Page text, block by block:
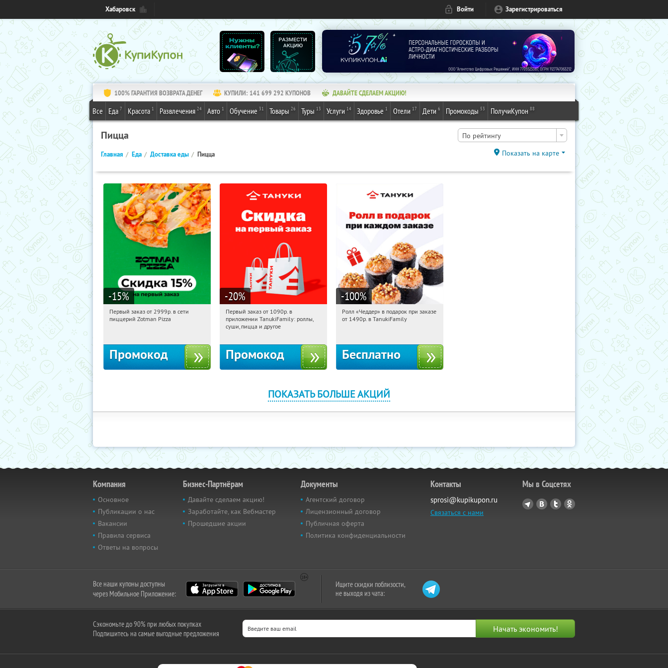
Хабаровск Войти Зарегистрироваться
100% ГАРАНТИЯ ВОЗВРАТА ДЕНЕГ КУПИЛИ: 141 699 292 КУПОНОВ ДАВАЙТЕ СДЕЛАЕМ АКЦИЮ!
Все Еда 7 Красота 1 Развлечения 24 Авто 1 Обучение 31 Товары 26 Туры 13 Услуги 14 Здоровье 1 Отели 17 Дети 6 Промокоды 53 ПолучиКупон 88
Пицца По рейтингу
Главная Еда Доставка еды Пицца Показать на карте
-15%
10:12:15 Получили:
Первый заказ от 2999р. в сети
пиццерий Zotman Pizza
Промокод
-20%
10:12:15 Получили:
Россия
Первый заказ от 1090р. в
приложении TanukiFamily: роллы,
суши, пицца и другое
Промокод
-100%
10:12:15 Получили:108
Ролл «Чеддер» в подарок при заказе
от 1490р. в TanukiFamily
Бесплатно
ПОКАЗАТЬ БОЛЬШЕ АКЦИЙ
Компания
Основное
Публикации о нас
Вакансии
Правила сервиса
Ответы на вопросы
Бизнес-Партнёрам
Давайте сделаем акцию!
Заработайте, как Вебмастер
Прошедшие акции
Документы
Агентский договор
Лицензионный договор
Публичная оферта
Политика конфиденциальности
Контакты
sprosi@kupikupon.ru
Связаться с нами
Мы в Соцсетях
Все наши купоны доступны
через Мобильное Приложение:
Ищите скидки поблизости,
не выходя из чата:
Сэкономьте до 90% при любых покупках
Подпишитесь на самые выгодные предложения